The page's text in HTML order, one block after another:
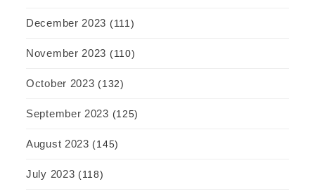
December 2023 (111)
November 2023 (110)
October 2023 (132)
September 2023 (125)
August 2023 (145)
July 2023 (118)